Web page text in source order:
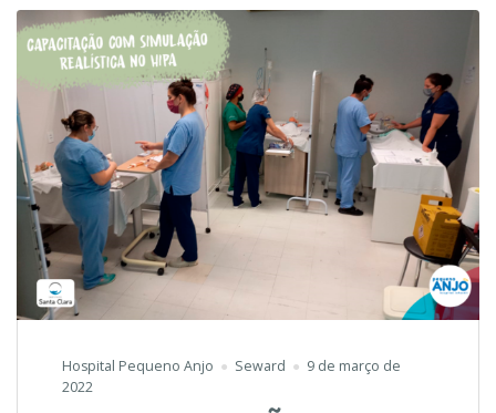
Hospital Pequeno Anjo Seward
9 de março de
2022